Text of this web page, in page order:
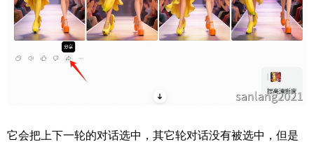
它会把上下一轮的对话选中，其它轮对话没有被选中，但是